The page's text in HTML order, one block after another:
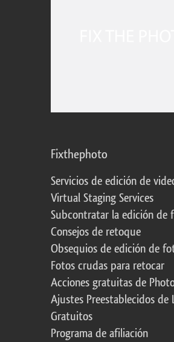
Fixthephoto
Servicios de edición de
Virtual Staging Services
Subcontratar la edición de
Consejos de retoque
Obsequios de edición de
Fotos crudas para retocar
Acciones gratuitas de
Ajustes Preestablecidos de
Gratuitos
Programa de afiliación